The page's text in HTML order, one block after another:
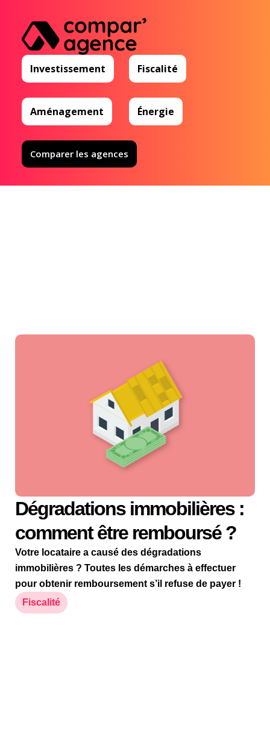
Investissement Fiscalité
Aménagement Énergie
Comparer les agences
Dégradations immobilières :
comment être remboursé ?
Votre locataire a causé des dégradations
immobilières ? Toutes les démarches à effectuer
pour obtenir remboursement s’il refuse de payer !
Fiscalité